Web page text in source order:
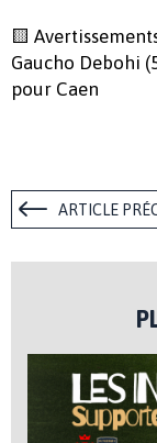
🟨
Gaucho Debohi
pour Caen
ARTICLE